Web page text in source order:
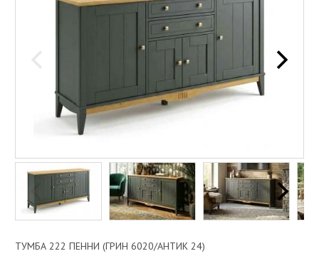
ТУМБА 222 ПЕННИ (ГРИН 6020/АНТИК 24)